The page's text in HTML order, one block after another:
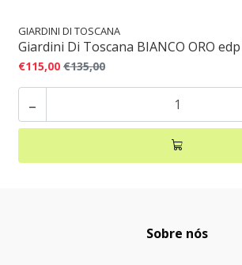
GIARDINI DI TOSCANA
Giardini Di Toscana BIANCO ORO
€115,00 €135,00
-
Sobre nós